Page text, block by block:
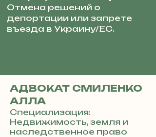
Отмена решений о
депортации или запрете
въезда в Украину/ЕС.
АДВОКАТ СМИЛЕНКО
АЛЛА
Специализация:
Недвижимость, земля и
наследственное право